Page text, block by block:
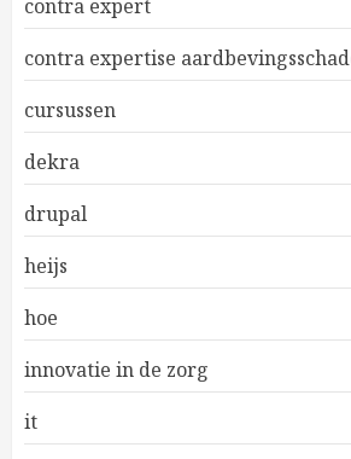
contra expert
contra expertise
cursussen
dekra
drupal
heijs
hoe
innovatie in de zorg
it